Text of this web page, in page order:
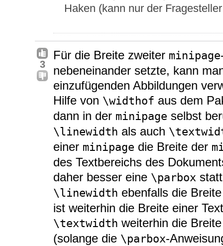
Haken (kann nur der
3
Für die Breite zweiter minipage
nebeneinander setzte, kann
einzufügenden Abbildungen
Hilfe von \widthof aus dem
dann in der minipage selbst
\linewidth als auch
einer minipage die Breite der
des Textbereichs des
daher besser eine \parbox
\linewidth ebenfalls die
ist weiterhin die Breite einer
\textwidth weiterhin die
(solange die \parbox-